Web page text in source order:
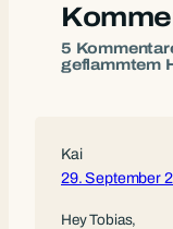
5
geflammtem
Kai
29. September
Hey Tobias,